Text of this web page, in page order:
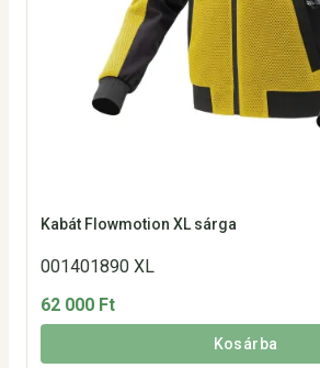
Kabát Flowmotion XL sárga
001401890 XL
62 000 Ft
Kosárba